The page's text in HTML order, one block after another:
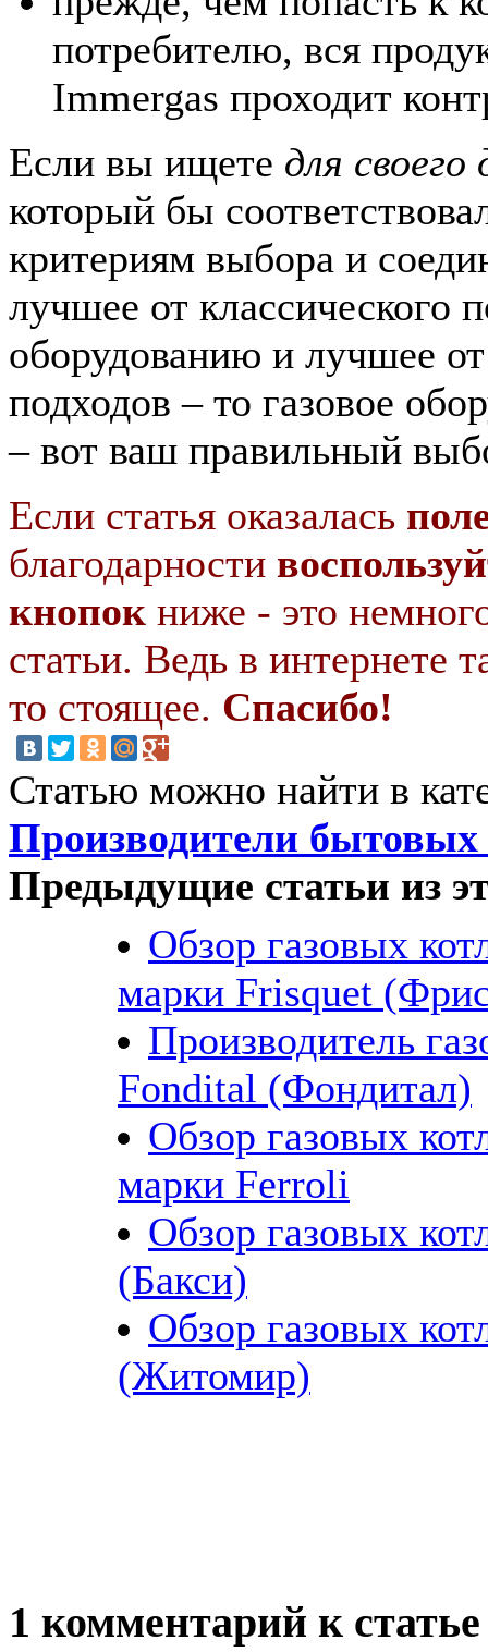
потребителю, вся
Immergas проходит
Если вы ищете для
который бы
критериям выбора и
лучшее от классического
оборудованию и лучшее
подходов – то газовое
– вот ваш правильный
Если статья оказалась
благодарности
кнопок ниже - это
статьи. Ведь в интернете
то стоящее. Спасибо!
Статью можно найти в
Производители бытовых
Предыдущие статьи из
Обзор газовых
марки Frisquet
Производитель
Fondital (Фондитал)
Обзор газовых
марки Ferroli
Обзор газовых
(Бакси)
Обзор газовых
(Житомир)
1 комментарий к